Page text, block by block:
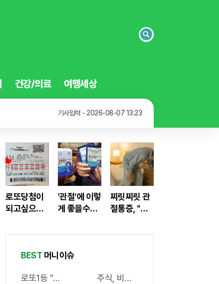
검
건강/의료 여행세상
기사입력 - 2026-08-07 13:48
기사입력 - 2026-08-07 13:23
로또당첨이
되고싶으면
요하다.
'관절'에 이렇
게 좋을수가!
그랬어요!
찌릿찌릿 관
절통증, "이
4일만에 완
BEST 머니이슈
로또1등 "이렇게" 하면 꼭 당첨된다!...주식, 비트코인 다 팔아라 "이것" 하